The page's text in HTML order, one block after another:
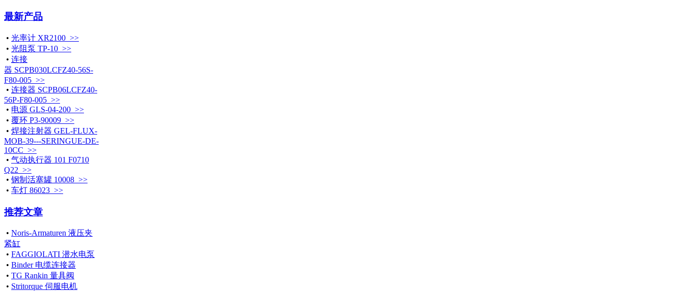
最新产品
• 光率计 XR2100 >>
• 光阻泵 TP-10 >>
• 连接
器 SCPB030LCFZ40-56S-
F80-005 >>
• 连接器 SCPB06LCFZ40-
56P-F80-005 >>
• 电源 GLS-04-200 >>
• 覆环 P3-90009 >>
• 焊接注射器 GEL-FLUX-
MOB-39---SERINGUE-DE-
10CC >>
• 气动执行器 101 F0710
Q22 >>
• 钢制活塞罐 10008 >>
• 车灯 86023 >>
推荐文章
• Noris-Armaturen 液压夹
紧缸
• FAGGIOLATI 潜水电泵
• Binder 电缆连接器
• TG Rankin 量具阀
• Stritorque 伺服电机